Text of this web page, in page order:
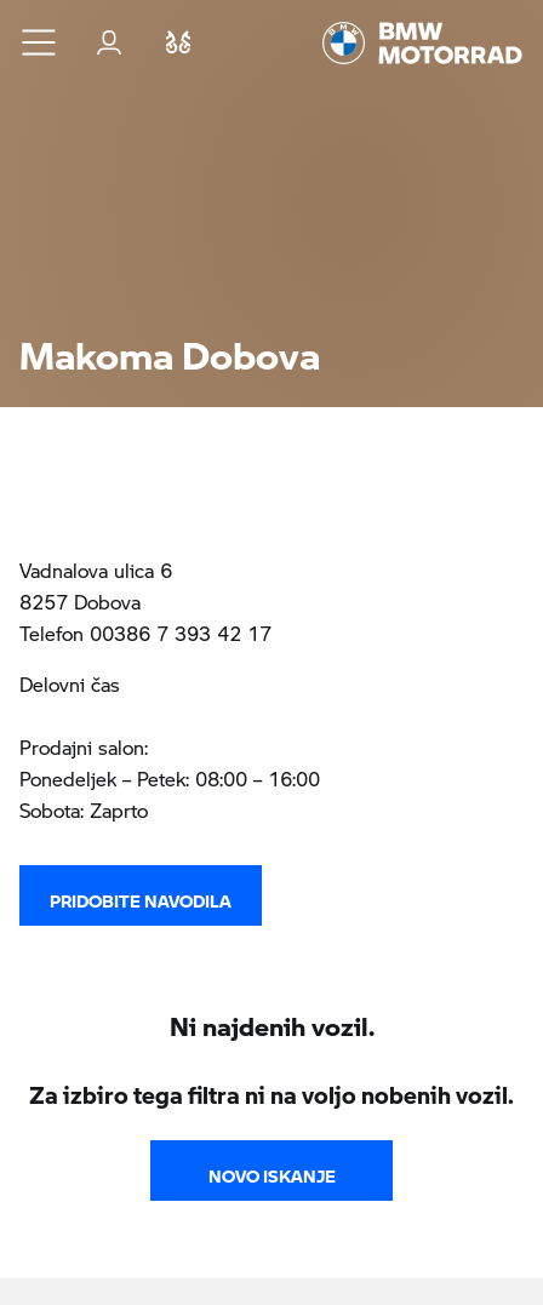
Preskoči na glavno vsebino
Prijava
Makoma Dobova
Vadnalova ulica 6
8257 Dobova
Telefon 00386 7 393 42 17
Delovni čas
Prodajni salon:
Ponedeljek – Petek: 08:00 – 16:00
Sobota: Zaprto
PRIDOBITE NAVODILA
Ni najdenih vozil.
Za izbiro tega filtra ni na voljo nobenih vozil.
NOVO ISKANJE